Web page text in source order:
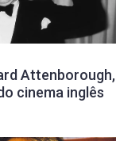
Attenborough,
cinema inglês